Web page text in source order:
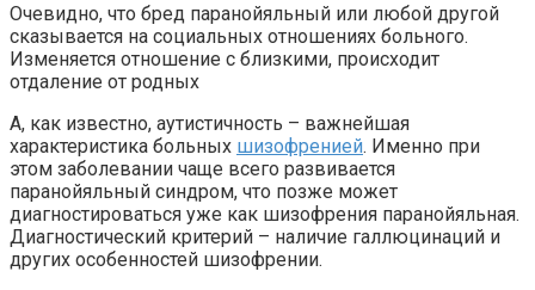
Очевидно, что бред паранойяльный или любой другой
сказывается на социальных отношениях больного.
Изменяется отношение с близкими, происходит
отдаление от родных
А, как известно, аутистичность – важнейшая
характеристика больных шизофренией. Именно при
этом заболевании чаще всего развивается
паранойяльный синдром, что позже может
диагностироваться уже как шизофрения паранойяльная.
Диагностический критерий – наличие галлюцинаций и
других особенностей шизофрении.